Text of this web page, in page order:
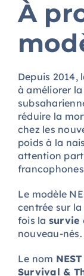
À
Depuis 2014,
à améliorer
réduire la
chez les
poids à la
attention
Le modèle
centrée sur
fois la survie
nouveau-nés.
Le nom
Survival &